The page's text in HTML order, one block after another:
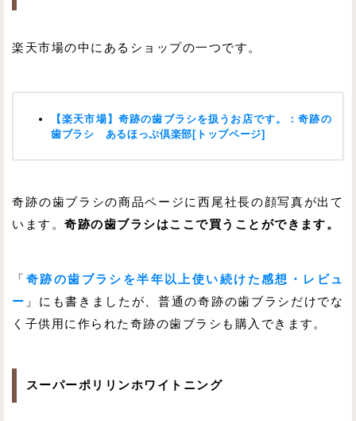
楽天市場の中にあるショップの一つです。
【楽天市場】奇跡の歯ブラシを扱うお店です。：奇跡の
歯ブラシ あるほっぷ倶楽部[トップページ]
奇跡の歯ブラシの商品ページに西尾社長の顔写真が出て
います。奇跡の歯ブラシはここで買うことができます。
「 奇跡の歯ブラシを半年以上使い続けた感想・レビュ
ー 」にも書きましたが、普通の奇跡の歯ブラシだけでな
く子供用に作られた奇跡の歯ブラシも購入できます。
スーパーポリリンホワイトニング